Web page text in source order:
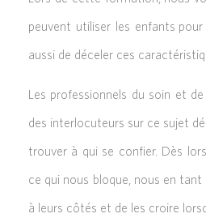
peuvent utiliser les enfants
aussi de déceler ces
Les professionnels du soin et
des interlocuteurs sur ce sujet
trouver à qui se confier. Dès
ce qui nous bloque, nous en tant
à leurs côtés et de les croire